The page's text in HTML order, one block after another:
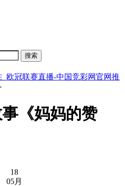
欧冠联赛直播-中国竞彩网官网推
《妈妈的赞
18
05月